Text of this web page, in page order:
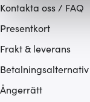
Vi använder
ska anpassas
hemsidan ännu
som du vill dela
Kontakta oss / FAQ
Presentkort
Frakt & leverans
Betalningsalternativ
Ångerrätt